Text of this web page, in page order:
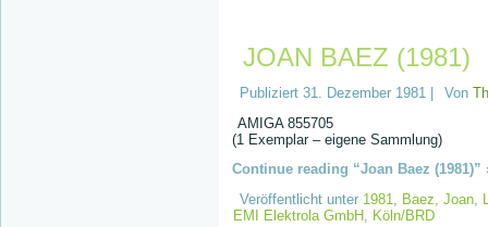
JOAN BAEZ (1981)
Publiziert 31. Dezember 1981 Von
AMIGA 855705
(1 Exemplar – eigene Sammlung)
Continue reading “Joan Baez (1981)”
Veröffentlicht unter 1981, Baez, Joan,
EMI Elektrola GmbH , Köln/BRD